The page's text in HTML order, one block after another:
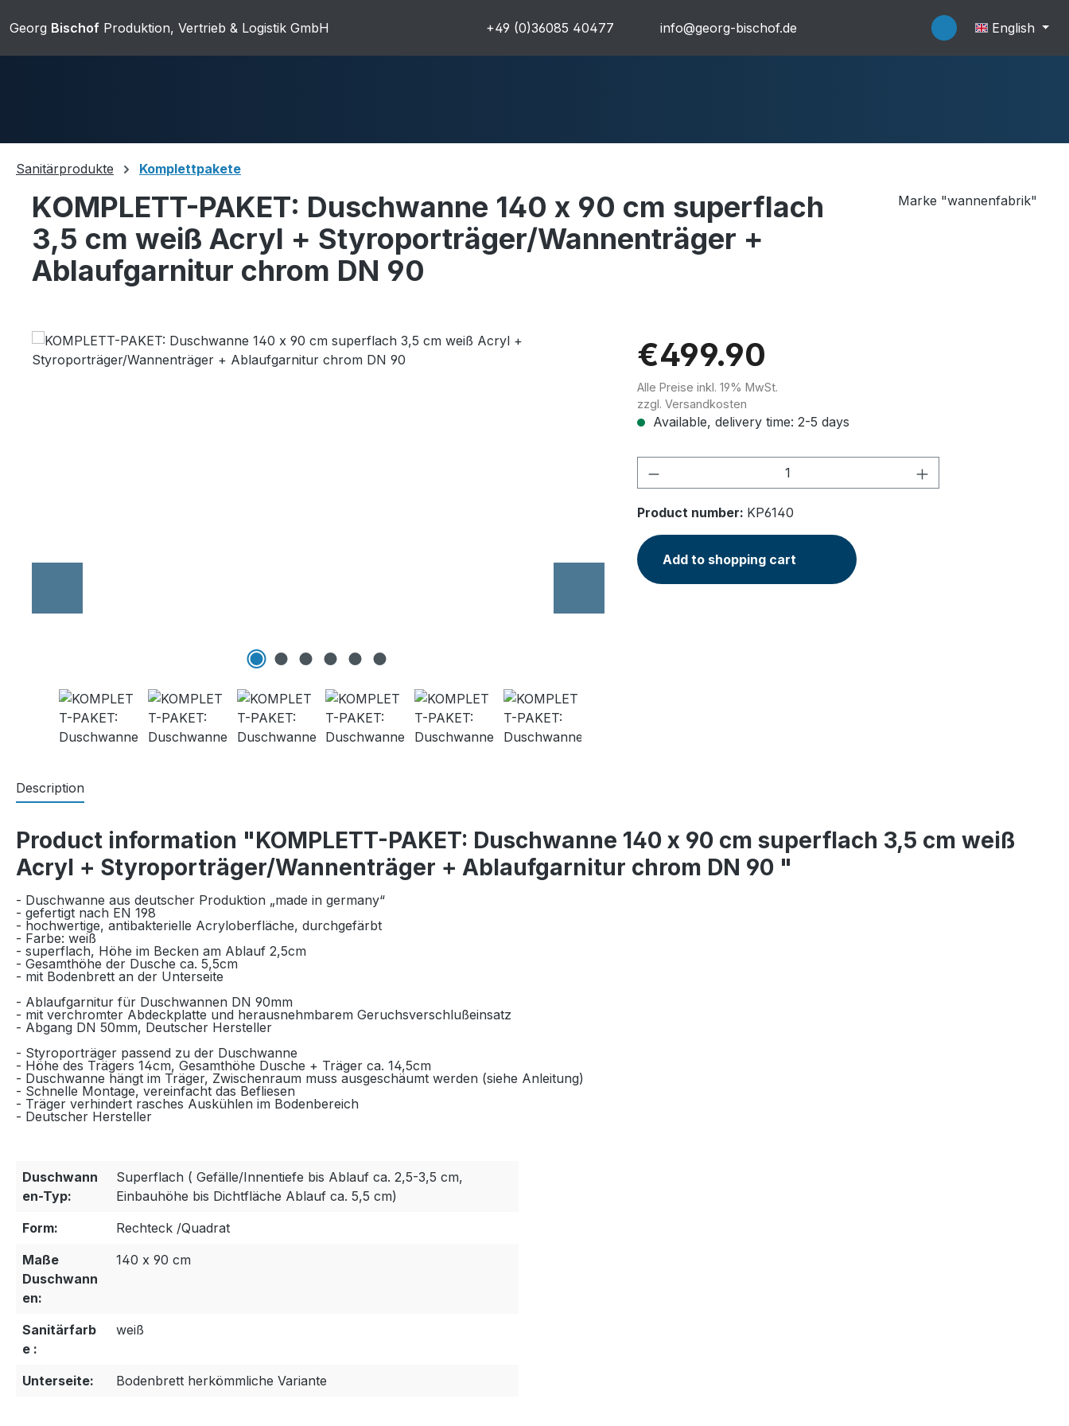
to main content
Skip to search
Skip to main navigation
Georg Bischof Produktion, Vertrieb & Logistik GmbH +49 (0)36085 40477 info@georg-bischof.de English
Duschwannen Ablaufgarnituren Komplettpakete Ultraflache Systeme Wannenträger
Sanitärkeramik
Sanitärprodukte Komplettpakete
KOMPLETT-PAKET: Duschwanne 140 x 90 cm superflach
3,5 cm weiß Acryl + Styroporträger/Wannenträger +
Ablaufgarnitur chrom DN 90
Marke "wannenfabrik"
Skip image gallery €499.90
Alle Preise inkl. 19% MwSt.
zzgl. Versandkosten
Available, delivery time: 2-5 days
Product Quantity: Enter the desired amount
Product number: KP6140
Add to shopping cart
Description
Product information "KOMPLETT-PAKET: Duschwanne 140 x 90 cm superflach 3,5 cm weiß
Acryl + Styroporträger/Wannenträger + Ablaufgarnitur chrom DN 90 "
- Duschwanne aus deutscher Produktion „made in germany“
- gefertigt nach EN 198
- hochwertige, antibakterielle Acryloberfläche, durchgefärbt
- Farbe: weiß
- superflach, Höhe im Becken am Ablauf 2,5cm
- Gesamthöhe der Dusche ca. 5,5cm
- mit Bodenbrett an der Unterseite
- Ablaufgarnitur für Duschwannen DN 90mm
- mit verchromter Abdeckplatte und herausnehmbarem Geruchsverschlußeinsatz
- Abgang DN 50mm, Deutscher Hersteller
- Styroporträger passend zu der Duschwanne
- Höhe des Trägers 14cm, Gesamthöhe Dusche + Träger ca. 14,5cm
- Duschwanne hängt im Träger, Zwischenraum muss ausgeschäumt werden (siehe Anleitung)
- Schnelle Montage, vereinfacht das Befliesen
- Träger verhindert rasches Auskühlen im Bodenbereich
- Deutscher Hersteller
Duschwann
en-Typ:
Superflach ( Gefälle/Innentiefe bis Ablauf ca. 2,5-3,5 cm,
Einbauhöhe bis Dichtfläche Ablauf ca. 5,5 cm)
Form:
Rechteck /Quadrat
Maße
Duschwann
en:
140 x 90 cm
Sanitärfarb
e :
weiß
Unterseite: Bodenbrett herkömmliche Variante